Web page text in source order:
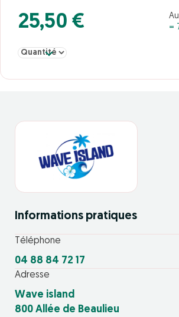
25,50 €
=
Sélectionner la quantité pour à partir de 1m
Informations pratiques
Téléphone
04 88 84 72 17
Adresse
Wave island
800 Allée de Beaulieu